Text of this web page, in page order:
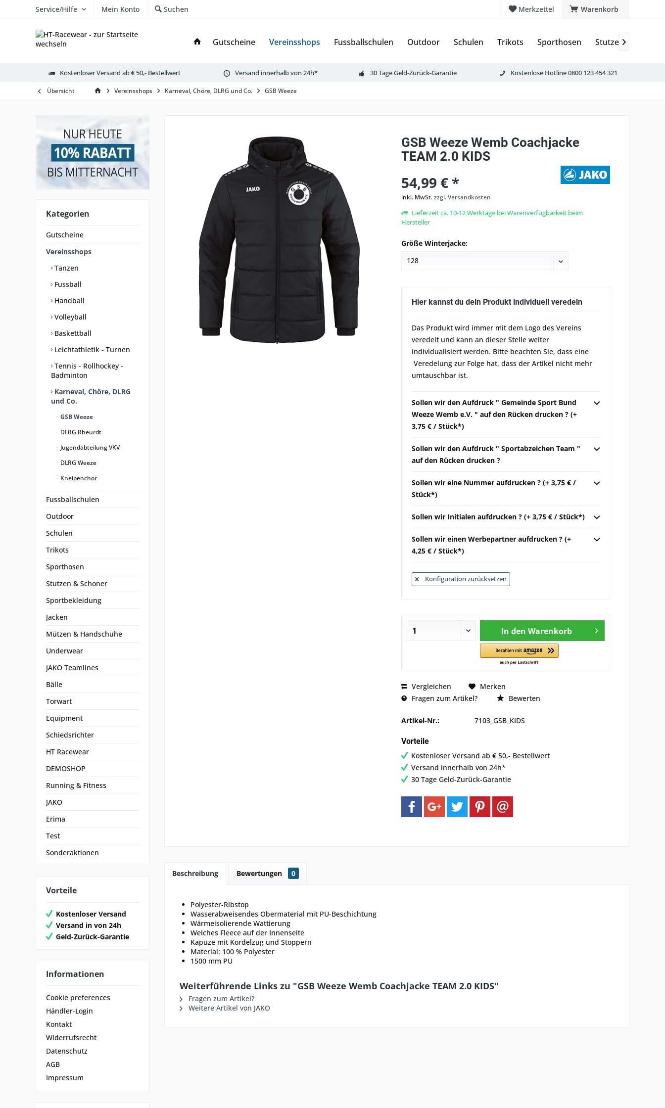
Warenkorb
Merkzettel
Service/Hilfe Mein Konto Suchen
Gutscheine Vereinsshops Fussballschulen Outdoor Schulen Trikots Sporthosen Stutzen & Schoner

Kostenloser Versand ab € 50,- Bestellwert Versand innerhalb von 24h* 30 Tage Geld-Zurück-Garantie Kostenlose Hotline 0800 123 454 321
Übersicht Vereinsshops Karneval, Chöre, DLRG und Co. GSB Weeze
Kategorien
Gutscheine
Vereinsshops
Tanzen
Fussball
Handball
Volleyball
Baskettball
Leichtathletik - Turnen
Tennis - Rollhockey -
Badminton
Karneval, Chöre, DLRG
und Co.
GSB Weeze
DLRG Rheurdt
Jugendabteilung VKV
DLRG Weeze
Kneipenchor
Fussballschulen
Outdoor
Schulen
Trikots
Sporthosen
Stutzen & Schoner
Sportbekleidung
Jacken
Mützen & Handschuhe
Underwear
JAKO Teamlines
Bälle
Torwart
Equipment
Schiedsrichter
HT Racewear
DEMOSHOP
Running & Fitness
JAKO
Erima
Test
Sonderaktionen
Vorteile
Kostenloser Versand
Versand in von 24h
Geld-Zurück-Garantie
Informationen
Cookie preferences
Händler-Login
Kontakt
Widerrufsrecht
Datenschutz
AGB
Impressum
GSB Weeze Wemb Coachjacke
TEAM 2.0 KIDS
54,99 € *
inkl. MwSt.zzgl. Versandkosten
Lieferzeit ca. 10-12 Werktage bei Warenverfügbarkeit beim
Hersteller
Größe Winterjacke:
Hier kannst du dein Produkt individuell veredeln
Das Produkt wird immer mit dem Logo des Vereins
veredelt und kann an dieser Stelle weiter
individualisiert werden. Bitte beachten Sie, dass eine
Veredelung zur Folge hat, dass der Artikel nicht mehr
umtauschbar ist.
Sollen wir den Aufdruck " Gemeinde Sport Bund
Weeze Wemb e.V. " auf den Rücken drucken ? (+
3,75 € / Stück*)
Sollen wir den Aufdruck " Sportabzeichen Team "
auf den Rücken drucken ?
Sollen wir eine Nummer aufdrucken ? (+ 3,75 € /
Stück*)
Sollen wir Initialen aufdrucken ? (+ 3,75 € / Stück*)
Sollen wir einen Werbepartner aufdrucken ? (+
4,25 € / Stück*)
Konfiguration zurücksetzen
In den Warenkorb
Vergleichen
Merken
Fragen zum Artikel?
Bewerten
Artikel-Nr.: 7103_GSB_KIDS
Vorteile
Kostenloser Versand ab € 50,- Bestellwert
Versand innerhalb von 24h*
30 Tage Geld-Zurück-Garantie
Beschreibung Bewertungen 0
Polyester-Ribstop
Wasserabweisendes Obermaterial mit PU-Beschichtung
Wärmeisolierende Wattierung
Weiches Fleece auf der Innenseite
Kapuze mit Kordelzug und Stoppern
Material: 100 % Polyester
1500 mm PU
Weiterführende Links zu "GSB Weeze Wemb Coachjacke TEAM 2.0 KIDS"
Fragen zum Artikel?
Weitere Artikel von JAKO